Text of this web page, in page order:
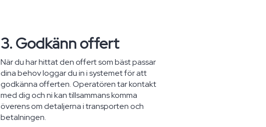
3. Godkänn offert
När du har hittat den offert som bäst passar
dina behov loggar du in i systemet för att
godkänna offerten. Operatören tar kontakt
med dig och ni kan tillsammans komma
överens om detaljerna i transporten och
betalningen.